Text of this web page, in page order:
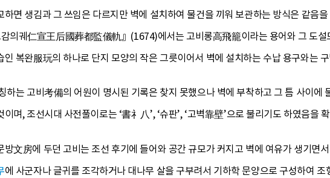
하면 생김과 그 쓰임은 다르지만 벽에 설치하여 물건을 끼워 보관하는 방식은 같음을
감의궤仁宣王后國葬都監儀軌』(1674)에서는 고비롱高飛籠이라는 용어와 그 도
인 복완服玩의 하나로 단지 모양의 작은 그릇이어서 벽에 설치하는 수납 용구와는
하는 고비考備의 어원이 명시된 기록은 찾지 못했으나 벽에 부착하고 그 틈 사이에
며, 조선시대 사전풀이로는 ‘書礻八’, ‘슈판’, ‘고벽靠壁’으로 불리기도 하였음을
방文房에 두던 고비는 조선 후기에 들어와 공간 규모가 커지고 벽에 여유가 생기면
에 사군자나 글귀를 조각하거나 대나무 살을 구부려서 기하학 문양으로 구성하여